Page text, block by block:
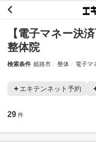
【電子マネー決
整体院
検索条件 姫路市 整体 電子マ
エキテンネット予約
29 件